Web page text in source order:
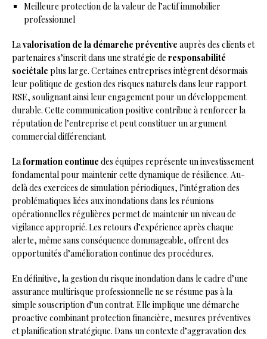
Meilleure protection de la valeur de l’actif immobilier
professionnel
La valorisation de la démarche préventive auprès des clients et
partenaires s’inscrit dans une stratégie de responsabilité
sociétale plus large. Certaines entreprises intègrent désormais
leur politique de gestion des risques naturels dans leur rapport
RSE, soulignant ainsi leur engagement pour un développement
durable. Cette communication positive contribue à renforcer la
réputation de l’entreprise et peut constituer un argument
commercial différenciant.
La formation continue des équipes représente un investissement
fondamental pour maintenir cette dynamique de résilience. Au-
delà des exercices de simulation périodiques, l’intégration des
problématiques liées aux inondations dans les réunions
opérationnelles régulières permet de maintenir un niveau de
vigilance approprié. Les retours d’expérience après chaque
alerte, même sans conséquence dommageable, offrent des
opportunités d’amélioration continue des procédures.
En définitive, la gestion du risque inondation dans le cadre d’une
assurance multirisque professionnelle ne se résume pas à la
simple souscription d’un contrat. Elle implique une démarche
proactive combinant protection financière, mesures préventives
et planification stratégique. Dans un contexte d’aggravation des